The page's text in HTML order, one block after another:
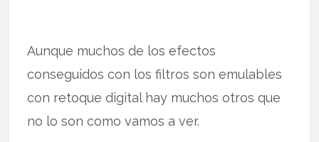
Aunque muchos de los efectos
conseguidos con los filtros son emulables
con retoque digital hay muchos otros que
no lo son como vamos a ver.